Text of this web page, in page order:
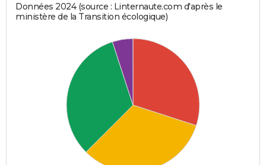
Données 2024 (source : Linternaute.com d'après le
ministère de la Transition écologique)